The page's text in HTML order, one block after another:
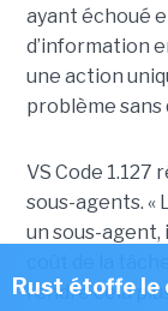
ayant échoué
d’information
une action
problème
VS Code 1.127
sous-agents. «
un sous-
coût de la
rendre cela
Rust étoffe le